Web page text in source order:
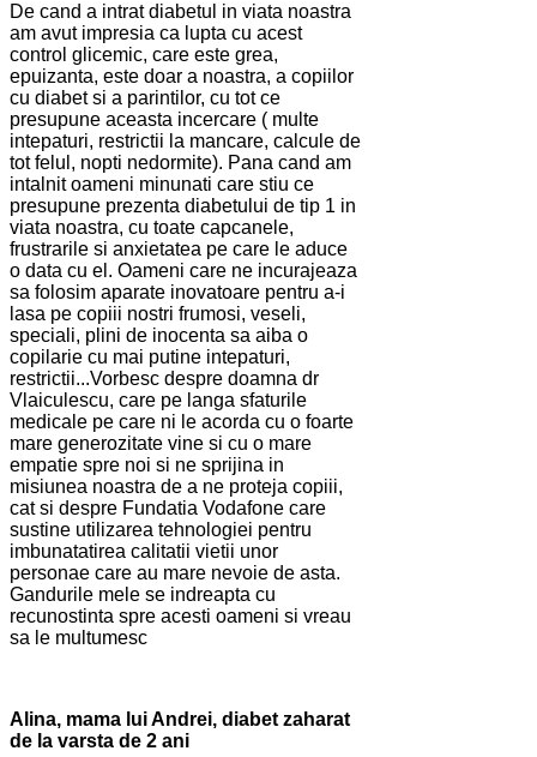
De cand a intrat diabetul in viata noastra
am avut impresia ca lupta cu acest
control glicemic, care este grea,
epuizanta, este doar a noastra, a copiilor
cu diabet si a parintilor, cu tot ce
presupune aceasta incercare ( multe
intepaturi, restrictii la mancare, calcule de
tot felul, nopti nedormite). Pana cand am
intalnit oameni minunati care stiu ce
presupune prezenta diabetului de tip 1 in
viata noastra, cu toate capcanele,
frustrarile si anxietatea pe care le aduce
o data cu el. Oameni care ne incurajeaza
sa folosim aparate inovatoare pentru a-i
lasa pe copiii nostri frumosi, veseli,
speciali, plini de inocenta sa aiba o
copilarie cu mai putine intepaturi,
restrictii...Vorbesc despre doamna dr
Vlaiculescu, care pe langa sfaturile
medicale pe care ni le acorda cu o foarte
mare generozitate vine si cu o mare
empatie spre noi si ne sprijina in
misiunea noastra de a ne proteja copiii,
cat si despre Fundatia Vodafone care
sustine utilizarea tehnologiei pentru
imbunatatirea calitatii vietii unor
personae care au mare nevoie de asta.
Gandurile mele se indreapta cu
recunostinta spre acesti oameni si vreau
sa le multumesc
Alina, mama lui Andrei, diabet zaharat
de la varsta de 2 ani